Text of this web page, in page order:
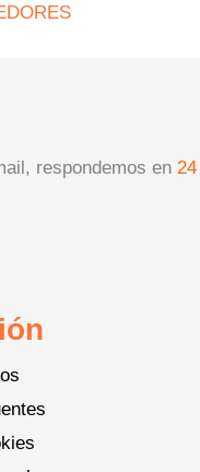
respondemos en 24